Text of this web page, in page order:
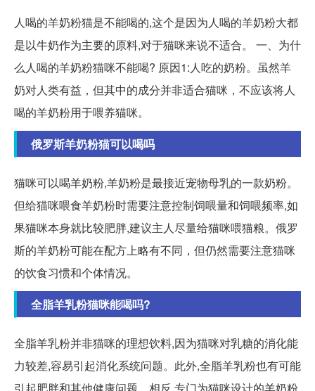
人喝的羊奶粉猫是不能喝的,这个是因为人喝的羊奶粉大都
是以牛奶作为主要的原料,对于猫咪来说不适合。 一、为什
么人喝的羊奶粉猫咪不能喝? 原因1:人吃的奶粉。虽然羊
奶对人类有益，但其中的成分并非适合猫咪，不应该将人
喝的羊奶粉用于喂养猫咪。
俄罗斯羊奶粉猫可以喝吗
猫咪可以喝羊奶粉,羊奶粉是最接近宠物母乳的一款奶粉。
但给猫咪喂食羊奶粉时需要注意控制饲喂量和饲喂频率,如
果猫咪本身就比较肥胖,建议主人尽量给猫咪喂猫粮。俄罗
斯的羊奶粉可能在配方上略有不同，但仍然需要注意猫咪
的饮食习惯和个体情况。
全脂羊乳粉猫咪能喝吗?
全脂羊乳粉并非猫咪的理想饮料,因为猫咪对乳糖的消化能
力较差,容易引起消化系统问题。此外,全脂羊乳粉也有可能